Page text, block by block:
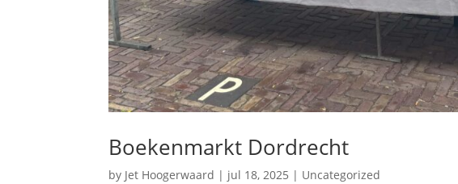
Boekenmarkt Dordrecht
by Jet Hoogerwaard | jul 18, 2025 | Uncategorized